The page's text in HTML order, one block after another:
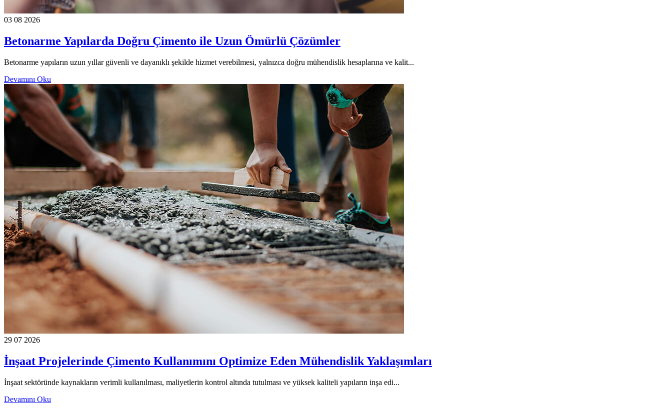
03 08 2026
Betonarme Yapılarda Doğru Çimento ile Uzun Ömürlü Çözümler
Betonarme yapıların uzun yıllar güvenli ve dayanıklı şekilde hizmet verebilmesi, yalnızca doğru mühendislik hesaplarına ve kalit...
Devamını Oku
29 07 2026
İnşaat Projelerinde Çimento Kullanımını Optimize Eden Mühendislik Yaklaşımları
İnşaat sektöründe kaynakların verimli kullanılması, maliyetlerin kontrol altında tutulması ve yüksek kaliteli yapıların inşa edi...
Devamını Oku